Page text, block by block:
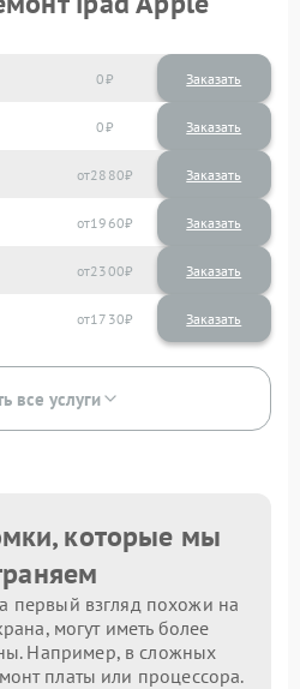
0 Заказать
0 Заказать
2880
1960
2300
1730
все услуги
которые мы
первый взгляд похожи на
могут иметь более
Например, в сложных
платы или процессора.